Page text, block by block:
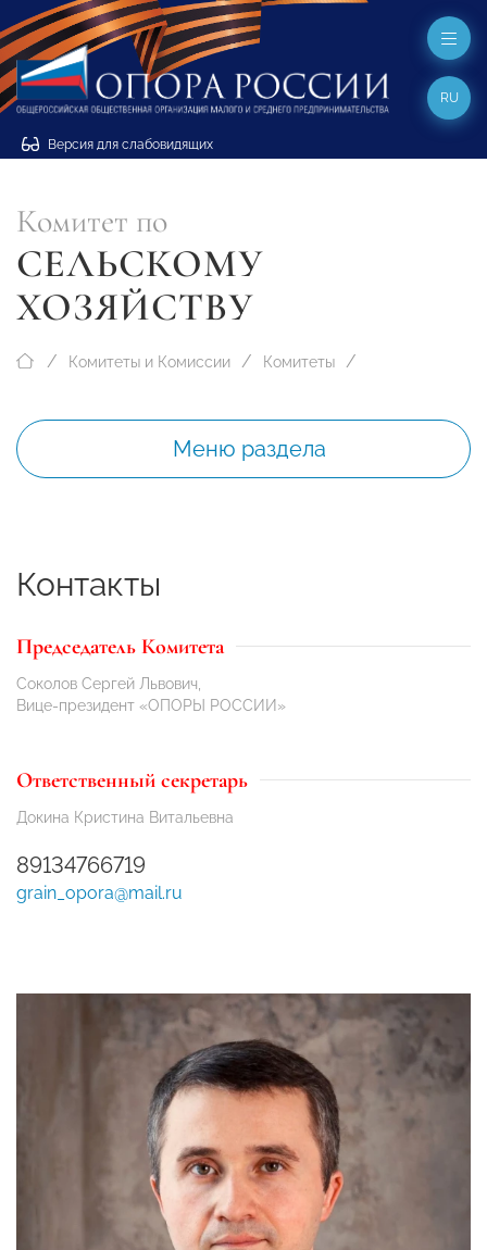
Версия для слабовидящих
RU
Комитет по
СЕЛЬСКОМУ
ХОЗЯЙСТВУ
Комитеты и Комиссии Комитеты
Меню раздела
Контакты
Председатель Комитета
Соколов Сергей Львович,
Вице-президент «ОПОРЫ РОССИИ»
Ответственный секретарь
Докина Кристина Витальевна
89134766719
grain_opora@mail.ru